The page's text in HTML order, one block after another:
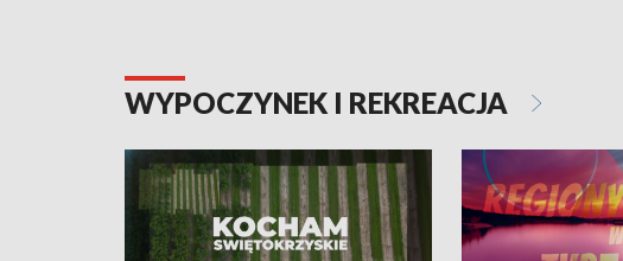
WYPOCZYNEK I REKREACJA